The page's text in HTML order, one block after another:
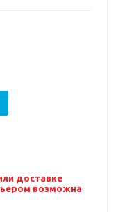
доставке
возможна